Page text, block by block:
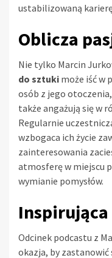
ustabilizowaną
Oblicza
Nie tylko Marcin
do sztuki może iść w
osób z jego
także angażują się w
Regularnie
wzbogaca ich życie
zainteresowania
atmosferę w miejscu
wymianie pomysłów.
Odcinek podcastu z
okazja, by zastanowić